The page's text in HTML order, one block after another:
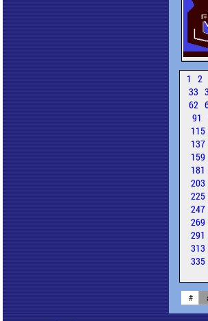
1 2
33
62
91
115
137
159
181
203
225
247
269
291
313
335
#